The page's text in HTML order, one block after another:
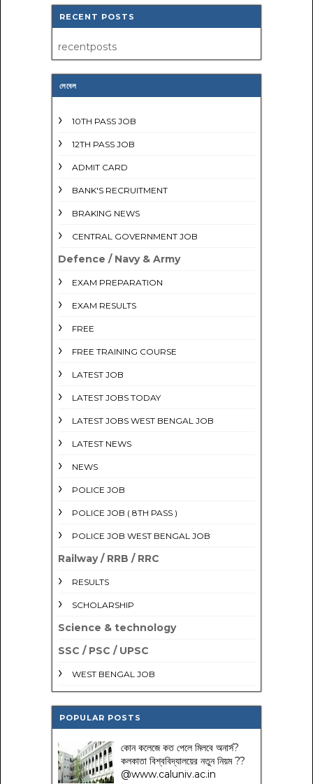
RECENT POSTS
recentposts
লেবেল
10TH PASS JOB
12TH PASS JOB
ADMIT CARD
BANK'S RECRUITMENT
BRAKING NEWS
CENTRAL GOVERNMENT JOB
Defence / Navy & Army
EXAM PREPARATION
EXAM RESULTS
FREE
FREE TRAINING COURSE
LATEST JOB
LATEST JOBS TODAY
LATEST JOBS WEST BENGAL JOB
LATEST NEWS
NEWS
POLICE JOB
POLICE JOB ( 8TH PASS )
POLICE JOB WEST BENGAL JOB
Railway / RRB / RRC
RESULTS
SCHOLARSHIP
Science & technology
SSC / PSC / UPSC
WEST BENGAL JOB
POPULAR POSTS
কোন কলেজে কত পেলে মিলবে অনার্স?
কলকাতা বিশ্ববিদ্যালয়ের নতুন নিয়ম??
@www.caluniv.ac.in